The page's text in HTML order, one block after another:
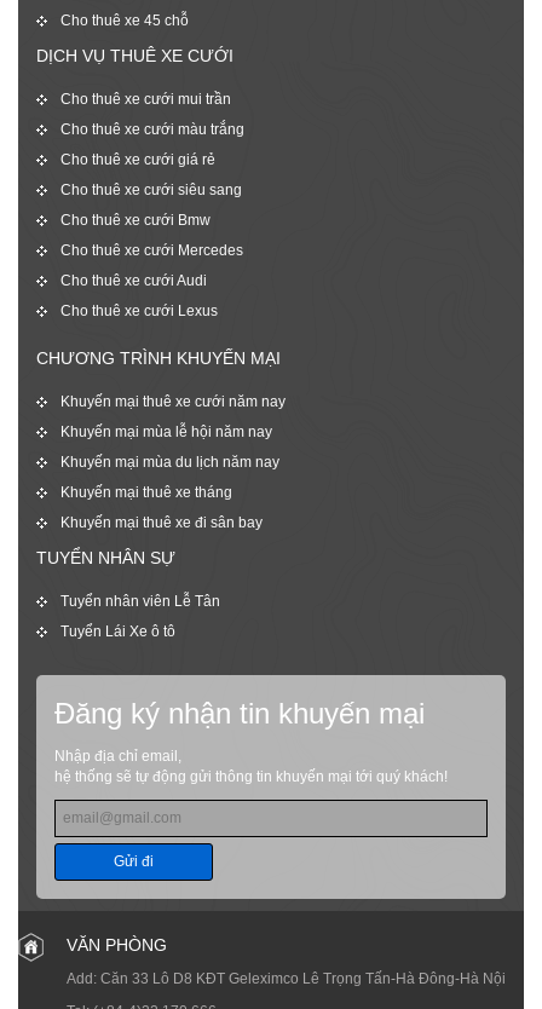
Cho thuê xe 45 chỗ
DỊCH VỤ THUÊ XE CƯỚI
Cho thuê xe cưới mui trần
Cho thuê xe cưới màu trắng
Cho thuê xe cưới giá rẻ
Cho thuê xe cưới siêu sang
Cho thuê xe cưới Bmw
Cho thuê xe cưới Mercedes
Cho thuê xe cưới Audi
Cho thuê xe cưới Lexus
CHƯƠNG TRÌNH KHUYẾN MẠI
Khuyến mại thuê xe cưới năm nay
Khuyến mại mùa lễ hội năm nay
Khuyến mại mùa du lịch năm nay
Khuyến mại thuê xe tháng
Khuyến mại thuê xe đi sân bay
TUYỂN NHÂN SỰ
Tuyển nhân viên Lễ Tân
Tuyển Lái Xe ô tô
Đăng ký nhận tin khuyến mại
Nhập địa chỉ email,
hệ thống sẽ tự động gửi thông tin khuyến mại tới quý khách!
Gửi đi
VĂN PHÒNG
Add: Căn 33 Lô D8 KĐT Geleximco Lê Trọng Tấn-Hà Đông-Hà Nội